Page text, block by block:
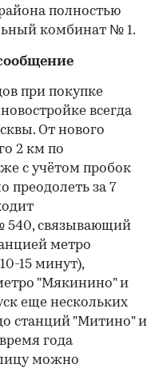
полностью
комбинат № 1.
при покупке
всегда
От нового
2 км по
с учётом пробок
преодолеть за 7
540, связывающий
метро
15 минут),
"Мякинино" и
еще нескольких
станций "Митино" и
года
можно